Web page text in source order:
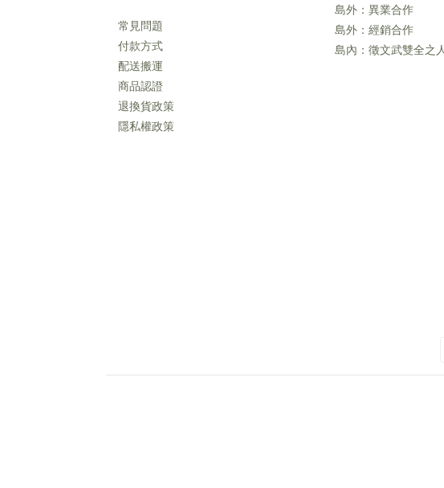
常見問題
付款方式
配送搬運
商品認證
退換貨政策
隱私權政策
島外：異業合作
島外：經銷合作
島內：徵文武雙全之